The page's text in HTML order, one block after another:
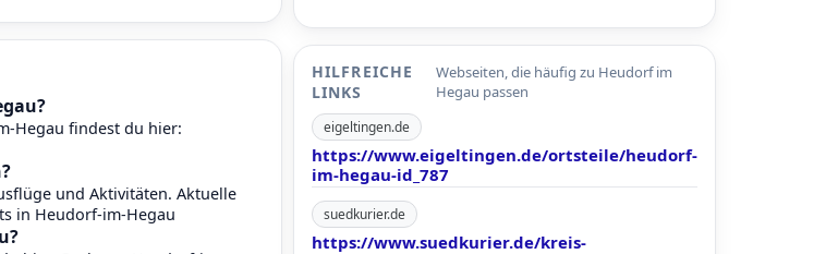
Hegau findest du hier:
und Aktivitäten. Aktuelle
in Heudorf-im-Hegau
HILFREICHE
LINKS
Webseiten, die häufig zu Heudorf im
Hegau passen
eigeltingen.de
https://www.eigeltingen.de/ortsteile/heudorf-
im-hegau-id_787
suedkurier.de
https://www.suedkurier.de/kreis-